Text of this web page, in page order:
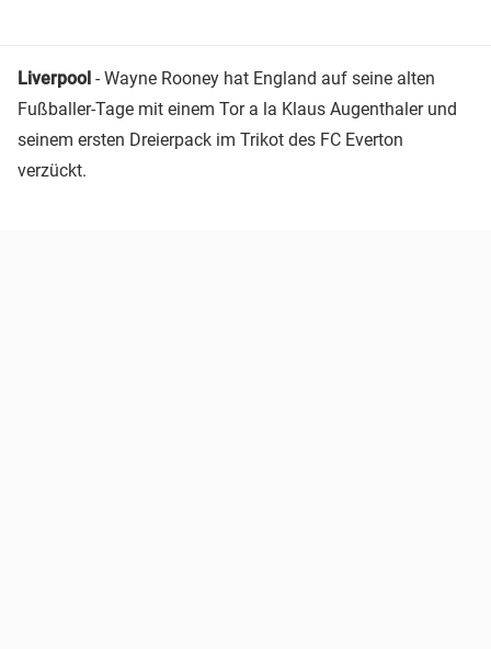
Liverpool - Wayne Rooney hat England auf seine alten
Fußballer-Tage mit einem Tor a la Klaus Augenthaler und
seinem ersten Dreierpack im Trikot des FC Everton
verzückt.